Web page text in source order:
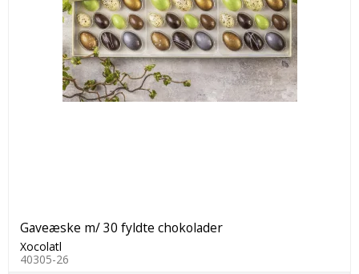
Gaveæske m/ 30 fyldte chokolader
Xocolatl
40305-26